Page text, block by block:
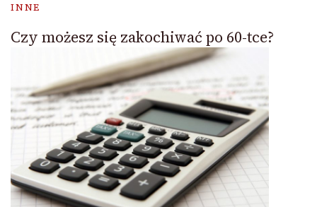
INNE
Czy możesz się zakochiwać po 60-tce?